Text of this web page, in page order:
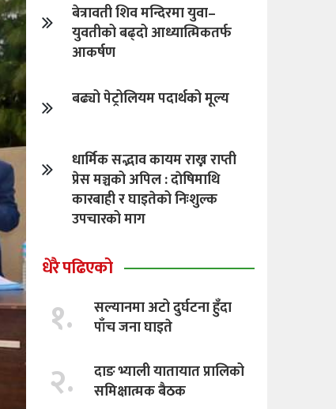
बेत्रावती शिव मन्दिरमा युवा–
युवतीको बढ्दो आध्यात्मिकतर्फ
आकर्षण
बढ्यो पेट्रोलियम पदार्थको मूल्य
धार्मिक सद्भाव कायम राख्न राप्ती
प्रेस मञ्चको अपिल : दाेषिमाथि
कारबाही र घाइतेको निःशुल्क
उपचारको माग
धेरै पढिएको
१.
सल्यानमा अटो दुर्घटना हुँदा
पाँच जना घाइते
२.
दाङ भ्याली यातायात प्रालिको
समिक्षात्मक बैठक